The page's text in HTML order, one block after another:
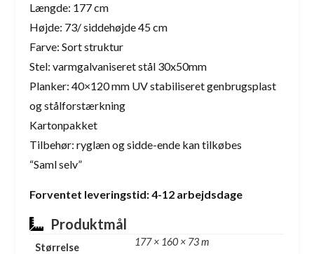
Længde: 177 cm
Højde: 73/ siddehøjde 45 cm
Farve: Sort struktur
Stel: varmgalvaniseret stål 30x50mm
Planker: 40×120 mm UV stabiliseret genbrugsplast
og stålforstærkning
Kartonpakket
Tilbehør: ryglæn og sidde-ende kan tilkøbes
“Saml selv”
Forventet leveringstid: 4-12 arbejdsdage
Produktmål
Størrelse 177 × 160 × 73 m